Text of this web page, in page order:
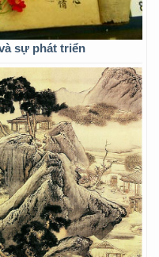
sự phát triển